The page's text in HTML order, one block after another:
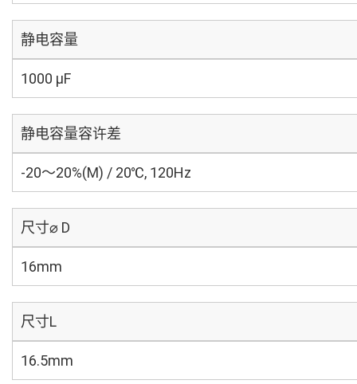
静电容量
1000 µF
静电容量容许差
-20～20%(M) / 20℃, 120Hz
尺寸⌀ D
16mm
尺寸L
16.5mm